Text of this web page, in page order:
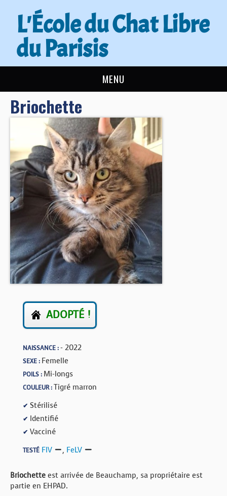
L'École du Chat Libre
du Parisis
MENU
L’ÉCOLE DU CHAT
ACTUALITÉS
ADOPTER
NOUS AIDER
CONTACT
BOUTIQUE
FORUM
Briochette
ADOPTÉ !
NAISSANCE :- 2022
SEXE : Femelle
POILS : Mi-longs
COULEUR :Tigré marron
✔ Stérilisé
✔ Identifié
✔ Vacciné
TESTÉ FIV , FeLV
Briochette est arrivée de Beauchamp, sa propriétaire est
partie en EHPAD.